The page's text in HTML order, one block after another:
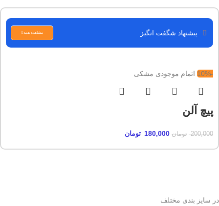
پیشنهاد شگفت انگیز مشاهده همه
-10% اتمام موجودی مشکی
پیچ آلن
200,000 تومان 180,000 تومان
در سایز بندی مختلف